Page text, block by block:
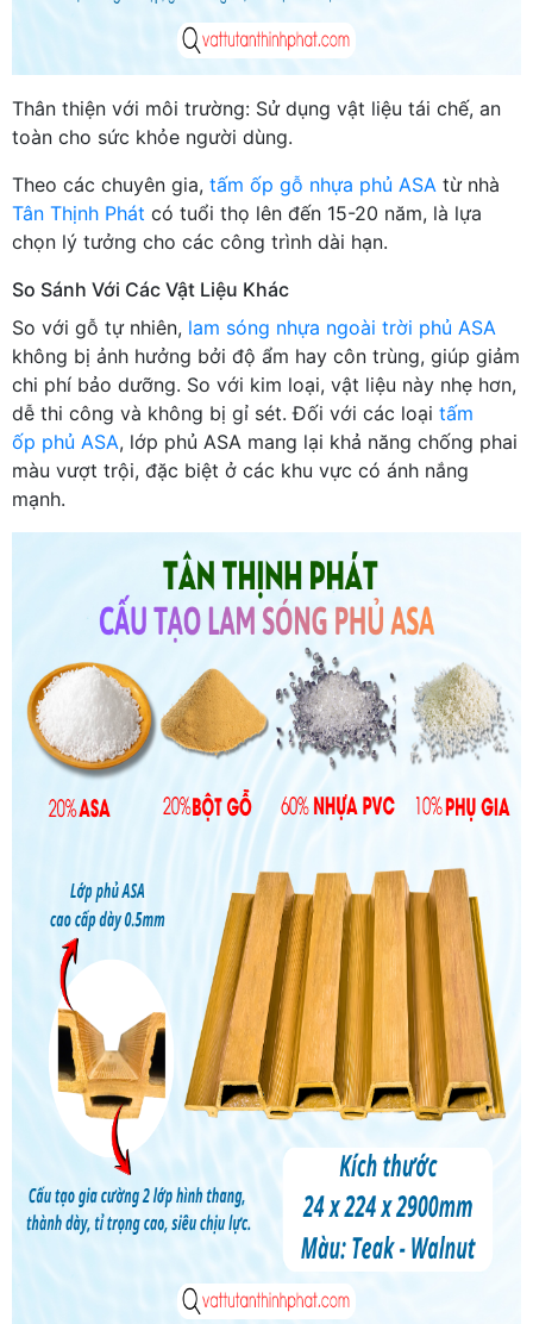
Thân thiện với môi trường: Sử dụng vật liệu tái chế, an
toàn cho sức khỏe người dùng.
Theo các chuyên gia, tấm ốp gỗ nhựa phủ ASA từ nhà
Tân Thịnh Phát có tuổi thọ lên đến 15-20 năm, là lựa
chọn lý tưởng cho các công trình dài hạn.
So Sánh Với Các Vật Liệu Khác
So với gỗ tự nhiên, lam sóng nhựa ngoài trời phủ ASA
không bị ảnh hưởng bởi độ ẩm hay côn trùng, giúp giảm
chi phí bảo dưỡng. So với kim loại, vật liệu này nhẹ hơn,
dễ thi công và không bị gỉ sét. Đối với các loại tấm
ốp phủ ASA, lớp phủ ASA mang lại khả năng chống phai
màu vượt trội, đặc biệt ở các khu vực có ánh nắng
mạnh.